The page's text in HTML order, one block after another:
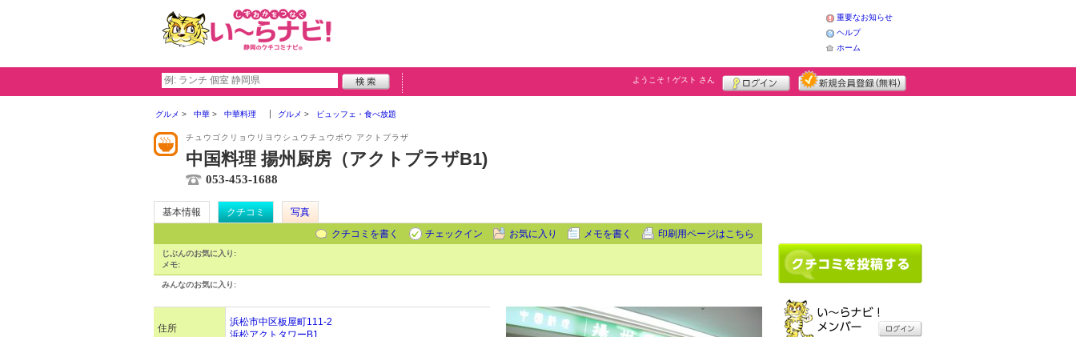
重要なお知らせ
ヘルプ
ホーム
ようこそ！ ゲスト さん
グルメ 中華 中華料理 グルメ ビュッフェ・食べ放題
チュウゴクリョウリヨウシュウチュウボウ アクトプラザ
中国料理 揚州厨房（アクトプラザB1)
053-453-1688
基本情報 クチコミ
写真
クチコミを書く
チェックイン お気に入り メモを書く 印刷用ページはこちら
じぶんのお気に入り:
メモ:
みんなのお気に入り:
住所
浜松市中区板屋町111-2
浜松アクトタワーB1